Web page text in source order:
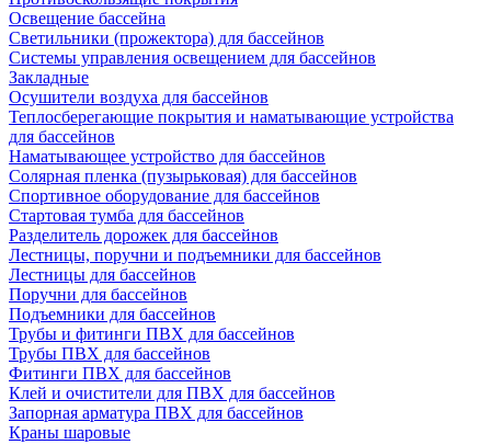
Освещение бассейна
Светильники (прожектора) для бассейнов
Системы управления освещением для бассейнов
Закладные
Осушители воздуха для бассейнов
Теплосберегающие покрытия и наматывающие устройства
для бассейнов
Наматывающее устройство для бассейнов
Солярная пленка (пузырьковая) для бассейнов
Спортивное оборудование для бассейнов
Стартовая тумба для бассейнов
Разделитель дорожек для бассейнов
Лестницы, поручни и подъемники для бассейнов
Лестницы для бассейнов
Поручни для бассейнов
Подъемники для бассейнов
Трубы и фитинги ПВХ для бассейнов
Трубы ПВХ для бассейнов
Фитинги ПВХ для бассейнов
Клей и очистители для ПВХ для бассейнов
Запорная арматура ПВХ для бассейнов
Краны шаровые